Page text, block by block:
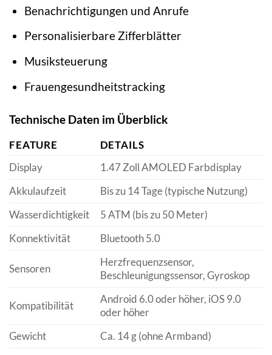
Benachrichtigungen und Anrufe
Personalisierbare Zifferblätter
Musiksteuerung
Frauengesundheitstracking
Technische Daten im Überblick
FEATURE
DETAILS
Display
1.47 Zoll AMOLED Farbdisplay
Akkulaufzeit
Bis zu 14 Tage (typische Nutzung)
Wasserdichtigkeit
5 ATM (bis zu 50 Meter)
Konnektivität
Bluetooth 5.0
Sensoren
Herzfrequenzsensor,
Beschleunigungssensor, Gyroskop
Kompatibilität
Android 6.0 oder höher, iOS 9.0
oder höher
Gewicht
Ca. 14 g (ohne Armband)